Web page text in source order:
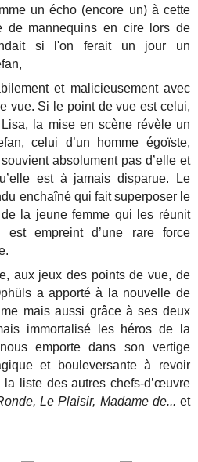
un écho (encore un) à cette
de mannequins en cire lors de
si l'on ferait un jour un
et malicieusement avec
vue. Si le point de vue est celui,
la mise en scène révèle un
celui d’un homme égoïste,
absolument pas d’elle et
est à jamais disparue. Le
enchaîné qui fait superposer le
la jeune femme qui les réunit
empreint d’une rare force
aux jeux des points de vue, de
a apporté à la nouvelle de
mais aussi grâce à ses deux
immortalisé les héros de la
emporte dans son vertige
et bouleversante à revoir
liste des autres chefs-d’œuvre
Le Plaisir, Madame de... et